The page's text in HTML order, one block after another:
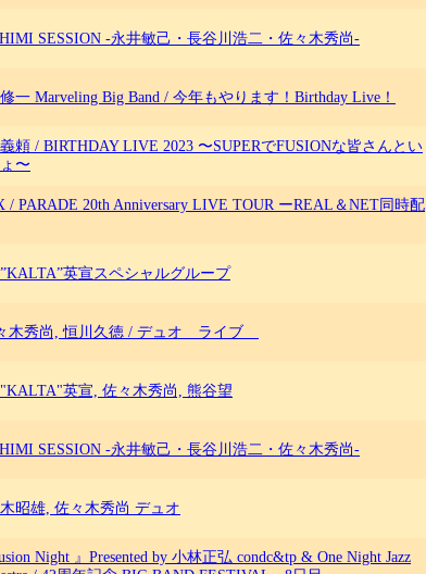
SESSION -永井敏己・長谷川浩二・佐々木秀尚-
一 Marveling Big Band / 今年もやります！Birthday Live！
頼 / BIRTHDAY LIVE 2023 〜SUPERでFUSIONな皆さんとい
〜
/ PARADE 20th Anniversary LIVE TOUR ーREAL＆NET同時配
英宣スペシャルグループ
木秀尚, 恒川久徳 / デュオ ライブ
英宣, 佐々木秀尚, 熊谷望
SESSION -永井敏己・長谷川浩二・佐々木秀尚-
昭雄, 佐々木秀尚 デュオ
Night 』Presented by 小林正弘 condc&tp & One Night Jazz